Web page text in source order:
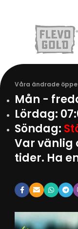
Våra ändrade
Mån -
Lördag:
Söndag:
Var vänlig
tider. Ha